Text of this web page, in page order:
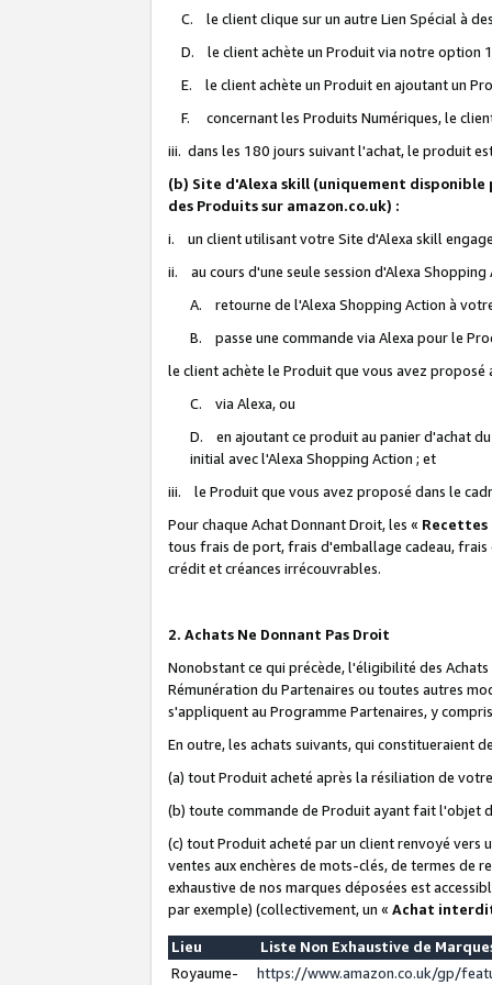
C. le client clique sur un autre Lien Spécial à
D. le client achète un Produit via notre option
E. le client achète un Produit en ajoutant un
F. concernant les Produits Numériques, le
iii. dans les 180 jours suivant l'achat, le produit
(b) Site d'Alexa skill (uniquement
des Produits sur amazon.co.uk) :
i. un client utilisant votre Site d'Alexa skill
ii. au cours d'une seule session d'Alexa
A. retourne de l'Alexa Shopping Action à
B. passe une commande via Alexa pour le
le client achète le Produit que vous avez proposé
C. via Alexa, ou
D. en ajoutant ce produit au panier d'achat
initial avec l'Alexa Shopping Action ; et
iii. le Produit que vous avez proposé dans le
Pour chaque Achat Donnant Droit, les «
tous frais de port, frais d'emballage cadeau, frais
crédit et créances irrécouvrables.
2. Achats Ne Donnant Pas Droit
Nonobstant ce qui précède, l'éligibilité des
Rémunération du Partenaires ou toutes autres
s'appliquent au Programme Partenaires, y
En outre, les achats suivants, qui constitueraient
(a) tout Produit acheté après la résiliation de
(b) toute commande de Produit ayant fait l'objet
(c) tout Produit acheté par un client renvoyé vers
ventes aux enchères de mots-clés, de termes de
exhaustive de nos marques déposées est
par exemple) (collectivement, un « Achat
Lieu
Liste Non Exhaustive de
Royaume-
https://www.amazon.co.uk/gp/